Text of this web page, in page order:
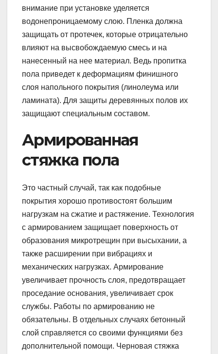
внимание при установке уделяется
водонепроницаемому слою. Пленка должна
защищать от протечек, которые отрицательно
влияют на высвобождаемую смесь и на
нанесенный на нее материал. Ведь пропитка
пола приведет к деформациям финишного
слоя напольного покрытия (линолеума или
ламината). Для защиты деревянных полов их
защищают специальным составом.
Армированная
стяжка пола
Это частный случай, так как подобные
покрытия хорошо противостоят большим
нагрузкам на сжатие и растяжение. Технология
с армированием защищает поверхность от
образования микротрещин при высыхании, а
также расширении при вибрациях и
механических нагрузках. Армирование
увеличивает прочность слоя, предотвращает
проседание основания, увеличивает срок
службы. Работы по армированию не
обязательны. В отдельных случаях бетонный
слой справляется со своими функциями без
дополнительной помощи. Черновая стяжка